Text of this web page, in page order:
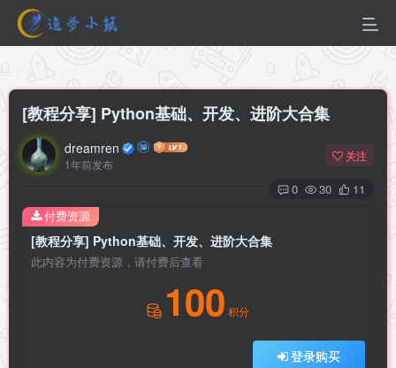
[教程分享] Python基础、开发、进阶大合集
dreamren
1年前发布
关注
0 30 11
[教程分享] Python基础、开发、进阶大合集
此内容为付费资源，请付费后查看
100 积分
登录购买
付费资源